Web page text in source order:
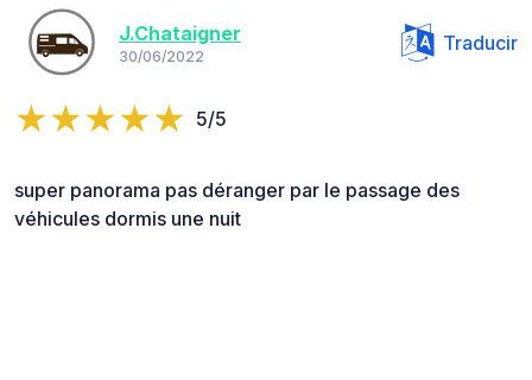
J.Chataigner
30/06/2022
Traducir
5/5
super panorama pas déranger par le passage des
véhicules dormis une nuit